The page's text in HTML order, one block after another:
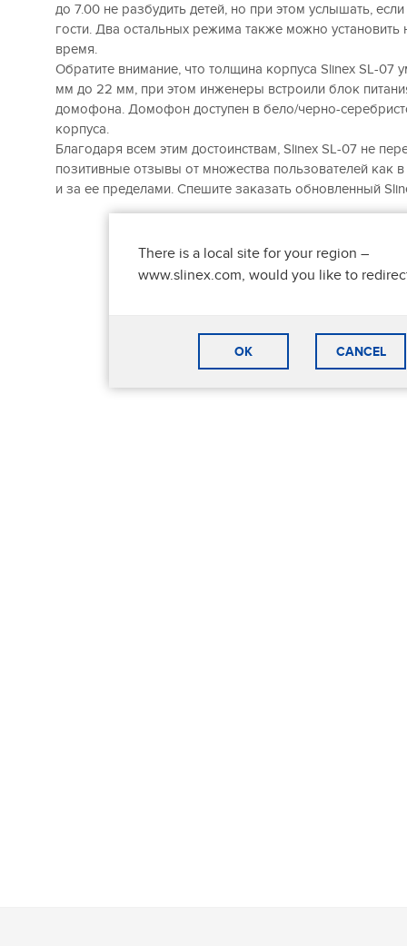
до 7.00 не разбудить детей, но при этом услышать,
гости. Два остальных режима также можно установить
время.
Обратите внимание, что толщина корпуса Slinex SL-07
мм до 22 мм, при этом инженеры встроили блок
домофона. Домофон доступен в бело/черно-
корпуса.
Благодаря всем этим достоинствам, Slinex SL-07 не
позитивные отзывы от множества пользователей как
и за ее пределами. Спешите заказать обновленный
There is a local site for your region –
www.slinex.com, would you like to
OK CANCEL